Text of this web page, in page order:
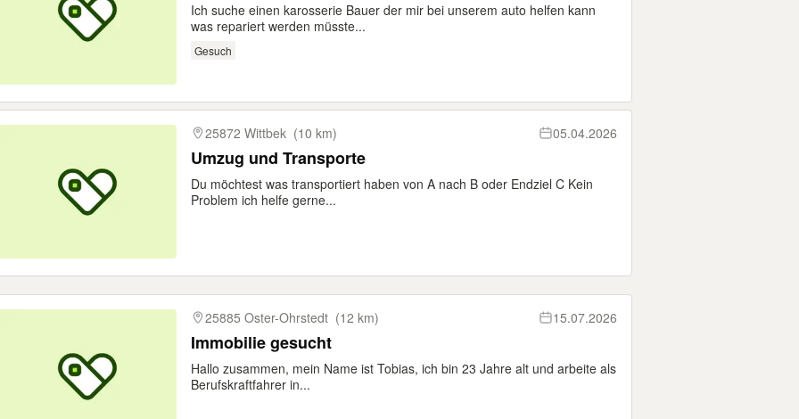
Ich suche einen karosserie Bauer der mir bei unserem auto helfen kann
was repariert werden müsste...
Gesuch
25872 Wittbek (10 km) 05.04.2026
Umzug und Transporte
Du möchtest was transportiert haben von A nach B oder Endziel C Kein
Problem ich helfe gerne...
25885 Oster-Ohrstedt (12 km) 15.07.2026
Immobilie gesucht
Hallo zusammen, mein Name ist Tobias, ich bin 23 Jahre alt und arbeite als
Berufskraftfahrer in...